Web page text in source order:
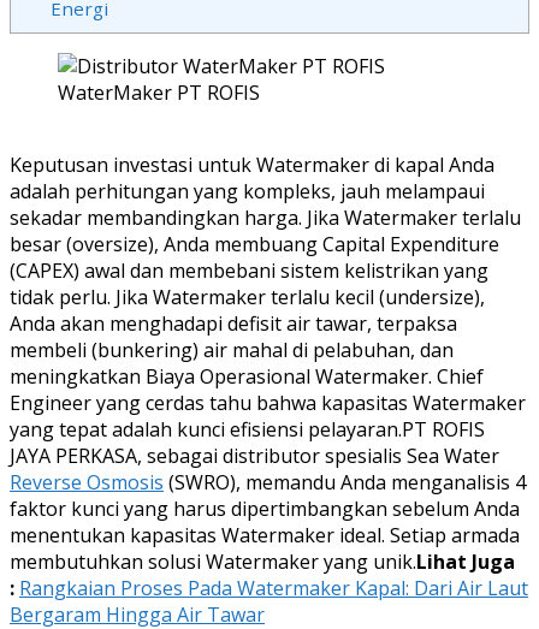
Energi
WaterMaker PT ROFIS
Keputusan investasi untuk Watermaker di kapal Anda
adalah perhitungan yang kompleks, jauh melampaui
sekadar membandingkan harga. Jika Watermaker terlalu
besar (oversize), Anda membuang Capital Expenditure
(CAPEX) awal dan membebani sistem kelistrikan yang
tidak perlu. Jika Watermaker terlalu kecil (undersize),
Anda akan menghadapi defisit air tawar, terpaksa
membeli (bunkering) air mahal di pelabuhan, dan
meningkatkan Biaya Operasional Watermaker. Chief
Engineer yang cerdas tahu bahwa kapasitas Watermaker
yang tepat adalah kunci efisiensi pelayaran.PT ROFIS
JAYA PERKASA, sebagai distributor spesialis Sea Water
Reverse Osmosis (SWRO), memandu Anda menganalisis 4
faktor kunci yang harus dipertimbangkan sebelum Anda
menentukan kapasitas Watermaker ideal. Setiap armada
membutuhkan solusi Watermaker yang unik.Lihat Juga
: Rangkaian Proses Pada Watermaker Kapal: Dari Air Laut
Bergaram Hingga Air Tawar